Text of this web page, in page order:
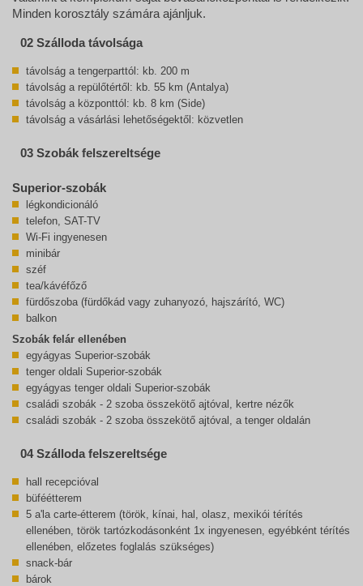
Minden korosztály számára ajánljuk.
02 Szálloda távolsága
távolság a tengerparttól: kb. 200 m
távolság a repülőtértől: kb. 55 km (Antalya)
távolság a központtól: kb. 8 km (Side)
távolság a vásárlási lehetőségektől: közvetlen
03 Szobák felszereltsége
Superior-szobák
légkondicionáló
telefon, SAT-TV
Wi-Fi ingyenesen
minibár
széf
tea/kávéfőző
fürdőszoba (fürdőkád vagy zuhanyozó, hajszárító, WC)
balkon
Szobák felár ellenében
egyágyas Superior-szobák
tenger oldali Superior-szobák
egyágyas tenger oldali Superior-szobák
családi szobák - 2 szoba összekötő ajtóval, kertre nézők
családi szobák - 2 szoba összekötő ajtóval, a tenger oldalán
04 Szálloda felszereltsége
hall recepcióval
büféétterem
5 a'la carte-étterem (török, kínai, hal, olasz, mexikói térítés
ellenében, török tartózkodásonként 1x ingyenesen, egyébként térítés
ellenében, előzetes foglalás szükséges)
snack-bár
bárok